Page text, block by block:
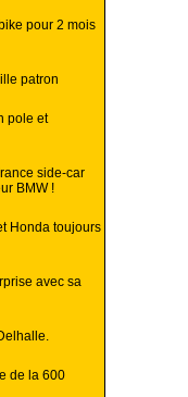
pour 2 mois
patron
pole et
side-car
BMW !
Honda toujours
avec sa
de la 600